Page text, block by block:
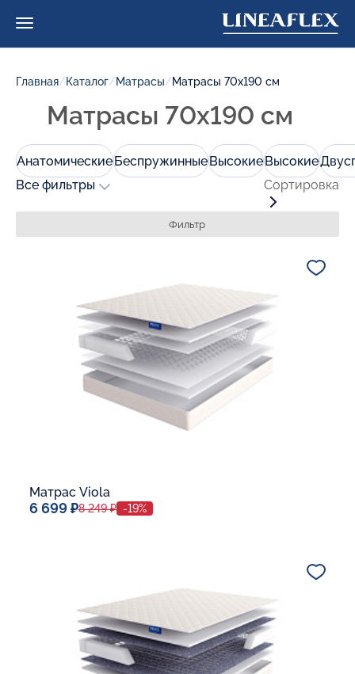
Главная/Каталог/Матрасы/Матрасы 70х190 см
Матрасы 70х190 см
АнатомическиеБеспружинныеВысокиеВысокие
Все фильтры
Сортировка
Фильтр
Матрас Viola
6 699 ₽8 249 ₽ -19%